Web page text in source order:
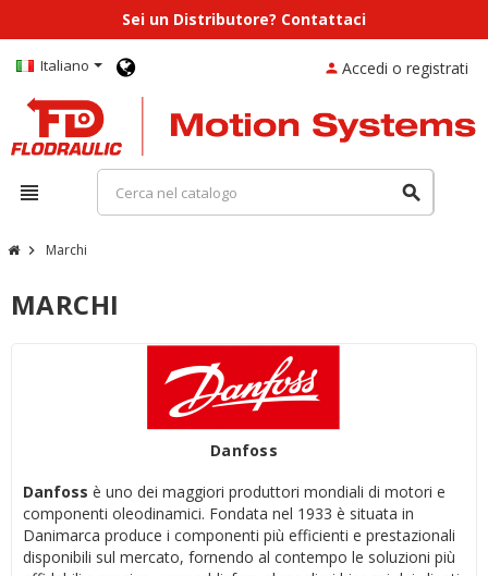
Sei un Distributore? Contattaci
Italiano
view_headline search
person Accedi o registrati
chevron_right Marchi
MARCHI
Danfoss
Danfoss è uno dei maggiori produttori mondiali di motori e
componenti oleodinamici. Fondata nel 1933 è situata in
Danimarca produce i componenti più efficienti e prestazionali
disponibili sul mercato, fornendo al contempo le soluzioni più